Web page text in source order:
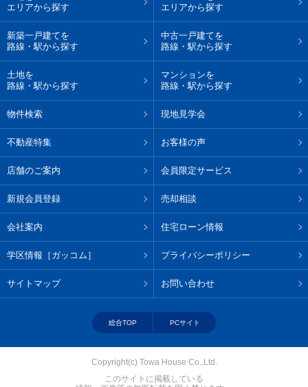
エリアから探す
エリアから探す
新築一戸建てを
路線・駅から探す
中古一戸建てを
路線・駅から探す
土地を
路線・駅から探す
マンションを
路線・駅から探す
物件検索 現地見学会
不動産特集 お客様の声
店舗のご案内 会員限定サービス
新規会員登録 売却相談
会社案内 住宅ローン情報
学区情報［ガッコム］ プライバシーポリシー
サイトマップ お問い合わせ
総合TOP PCサイト
Copyright(c) Towa House Co.,Ltd.
このサイトに掲載している